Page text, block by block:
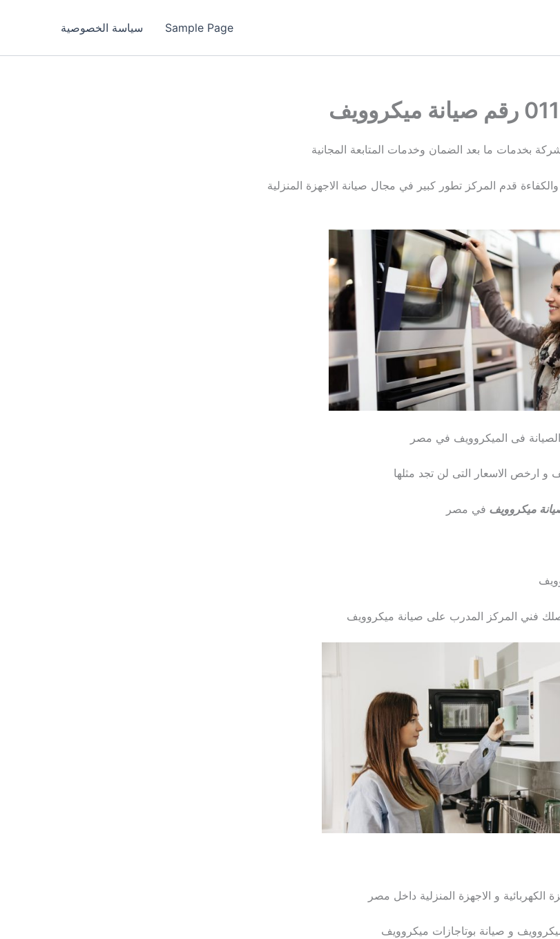
Sample Page سياسة الخصوصية
بخدمات ما بعد الضمان وخدمات المتابعة المجانية
قدم المركز تطور كبير في مجال صيانة الاجهزة المنزلية
فى الميكروويف في مصر
ارخص الاسعار التى لن تجد مثلها
ميكروويف في مصر
فني المركز المدرب على صيانة ميكروويف
و الاجهزة المنزلية داخل مصر
و صيانة بوتاجازات ميكروويف